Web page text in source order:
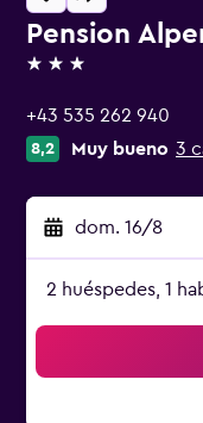
Pension
3 estrellas
+43 535 262 940
8,2 Muy bueno 3
dom. 16/8
2 huéspedes, 1